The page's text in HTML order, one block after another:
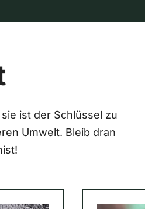
ist der Schlüssel zu
Umwelt. Bleib dran